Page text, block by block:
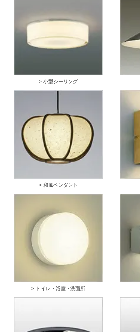
> 小型シーリング
> 和風ペンダント
> トイレ・浴室・洗面所